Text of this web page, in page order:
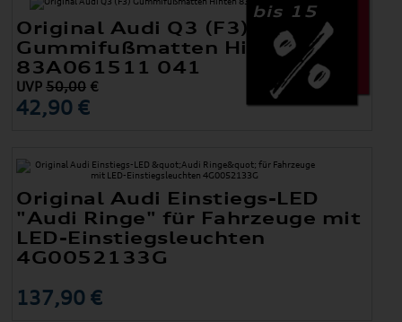
bis 15
Original Audi Q3 (F3)
Gummifußmatten Hinten
83A061511 041
UVP50,00 €
42,90 €
Original Audi Einstiegs-LED
"Audi Ringe" für Fahrzeuge mit
LED-Einstiegsleuchten
4G0052133G
137,90 €